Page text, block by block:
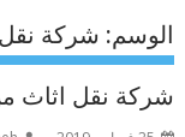
الوسم: شركة
شركة نقل اثاث